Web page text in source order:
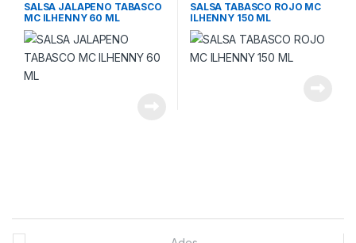
SALSA JALAPENO TABASCO
MC ILHENNY 60 ML
SALSA TABASCO ROJO MC
ILHENNY 150 ML
Brands Carousel